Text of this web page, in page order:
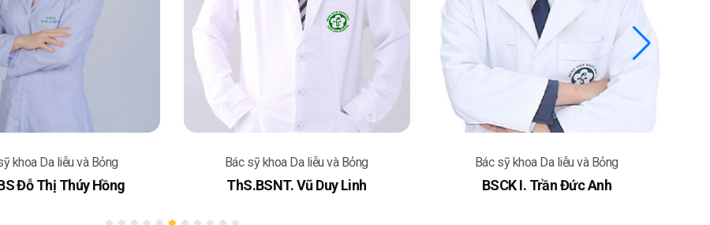
khoa Da liễu và Bỏng
Đỗ Thị Thúy Hồng
Bác sỹ khoa Da liễu và Bỏng
ThS.BSNT. Vũ Duy Linh
Bác sỹ khoa Da liễu và Bỏng
BSCK I. Trần Đức Anh